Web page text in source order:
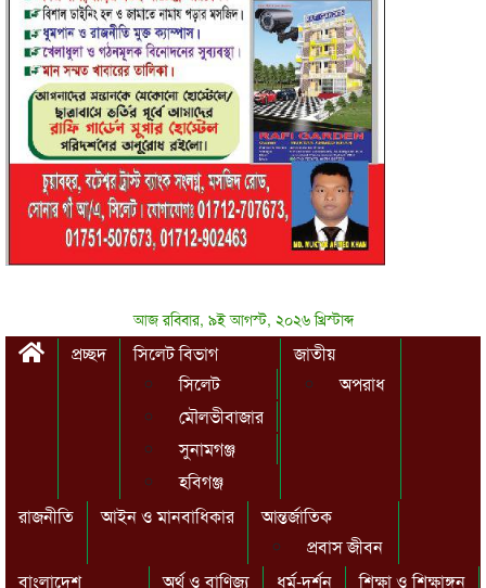
আজ রবিবার, ৯ই আগস্ট, ২০২৬ খ্রিস্টাব্দ
প্রচ্ছদ
সিলেট বিভাগ
সিলেট
মৌলভীবাজার
সুনামগঞ্জ
হবিগঞ্জ
জাতীয়
অপরাধ
রাজনীতি আইন ও মানবাধিকার
আন্তর্জাতিক
প্রবাস জীবন
বাংলাদেশ
অর্থ ও বাণিজ্য ধর্ম-দর্শন শিক্ষা ও শিক্ষাঙ্গন